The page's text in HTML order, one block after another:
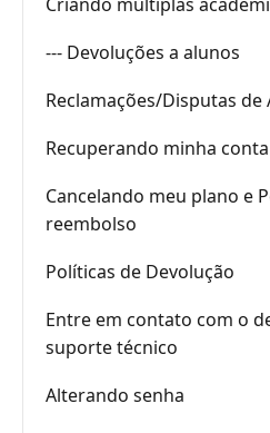
--- Devoluções a alunos
Reclamações/Disputas de
Recuperando minha conta
Cancelando meu plano e
reembolso
Políticas de Devolução
Entre em contato com o
suporte técnico
Alterando senha